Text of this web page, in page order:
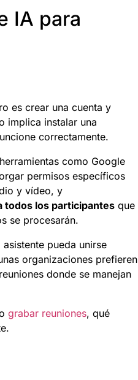
IA para
es crear una cuenta y
implica instalar una
correctamente.
como Google
permisos específicos
y vídeo, y
todos los participantes que
se procesarán.
asistente pueda unirse
organizaciones prefieren
donde se manejan
grabar reuniones, qué